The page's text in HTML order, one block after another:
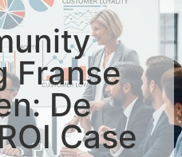
Franse
De
Case